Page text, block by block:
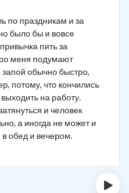
по праздникам и за
было бы и вовсе
пить за
меня подумают
запой обычно быстро,
потому, что кончились
на работу.
и человек
а иногда не может и
в обед и вечером.
›